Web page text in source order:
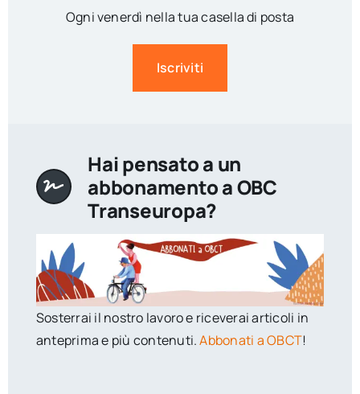
Ogni venerdì nella tua casella di posta
Iscriviti
Hai pensato a un
abbonamento a OBC
Transeuropa?
Sosterrai il nostro lavoro e riceverai articoli in
anteprima e più contenuti.Abbonati a OBCT!